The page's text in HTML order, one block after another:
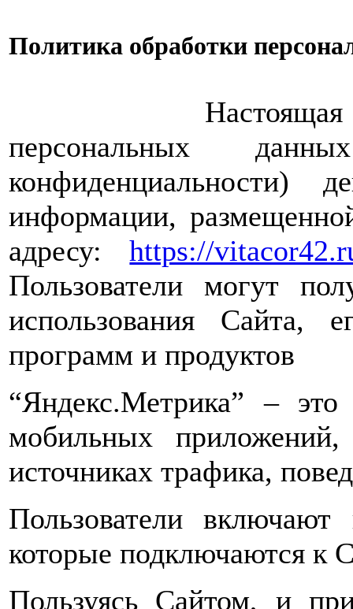
Политика обработки
Настоящая
персональных
конфиденциальности)
информации,
адресу:https://
Пользователи могут
использования Сайта,
программ и продуктов
“Яндекс.Метрика” –
мобильных
источниках трафика,
Пользователи
которые подключаются к
Пользуясь Сайтом, и